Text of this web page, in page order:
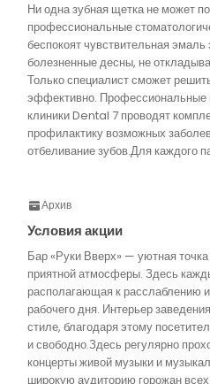
Ни одна зубная щетка не может
профессиональные
беспокоят чувствительная
болезненные десны, не
Только специалист сможет
эффективно. Профессиональные
клиники Dental 7 проводят
профилактику возможных
отбеливание зубов.Для каждого
Архив
Условия акции
Бар «Руки Вверх» — уютная
приятной атмосферы. Здесь
располагающая к расслаблению
рабочего дня. Интерьер
стиле, благодаря этому
и свободно.Здесь регулярно
концерты живой музыки и
широкую аудиторию горожан